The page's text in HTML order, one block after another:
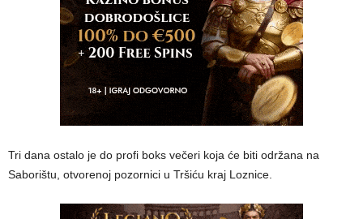
Tri dana ostalo je do profi boks večeri koja će biti održana na
Saborištu, otvorenoj pozornici u Tršiću kraj Loznice.